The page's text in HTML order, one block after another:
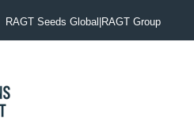
RAGT Seeds Global|RAGT Group